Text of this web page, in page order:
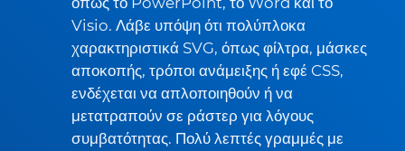
Visio. Λάβε υπόψη ότι πολύπλοκα
χαρακτηριστικά SVG, όπως φίλτρα, μάσκες
αποκοπής, τρόποι ανάμειξης ή εφέ CSS,
ενδέχεται να απλοποιηθούν ή να
μετατραπούν σε ράστερ για λόγους
συμβατότητας. Πολύ λεπτές γραμμές με